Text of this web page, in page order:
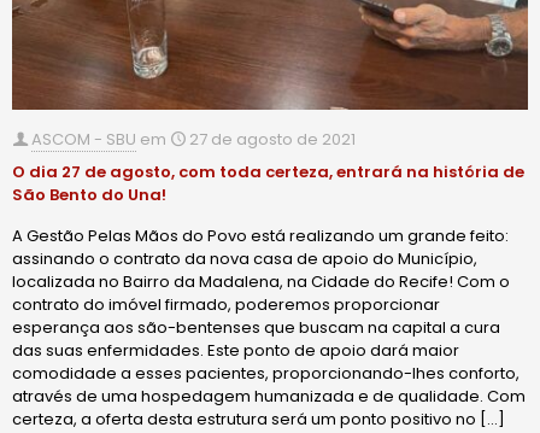
ASCOM - SBU em
27 de agosto de 2021
O dia 27 de agosto, com toda certeza, entrará na história de
São Bento do Una!
A Gestão Pelas Mãos do Povo está realizando um grande feito:
assinando o contrato da nova casa de apoio do Município,
localizada no Bairro da Madalena, na Cidade do Recife! Com o
contrato do imóvel firmado, poderemos proporcionar
esperança aos são-bentenses que buscam na capital a cura
das suas enfermidades. Este ponto de apoio dará maior
comodidade a esses pacientes, proporcionando-lhes conforto,
através de uma hospedagem humanizada e de qualidade. Com
certeza, a oferta desta estrutura será um ponto positivo no […]